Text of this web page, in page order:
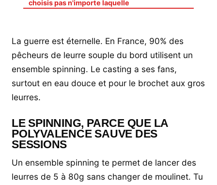
choisis pas n'importe laquelle
La guerre est éternelle. En France, 90% des
pêcheurs de leurre souple du bord utilisent un
ensemble spinning. Le casting a ses fans,
surtout en eau douce et pour le brochet aux gros
leurres.
LE SPINNING, PARCE QUE LA
POLYVALENCE SAUVE DES
SESSIONS
Un ensemble spinning te permet de lancer des
leurres de 5 à 80g sans changer de moulinet. Tu